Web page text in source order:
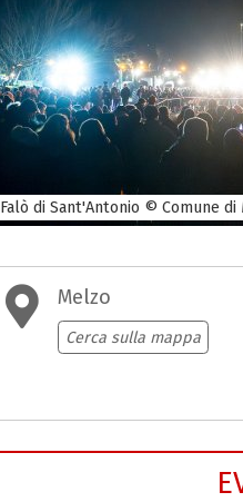
Falò di Sant'Antonio © Comune di
Melzo
Cerca sulla mappa